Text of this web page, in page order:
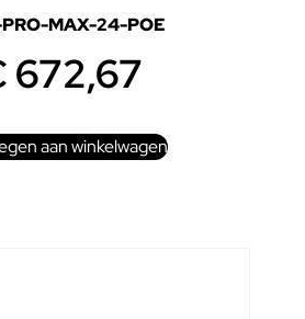
MAX-24-POE
672,67
aan winkelwagen